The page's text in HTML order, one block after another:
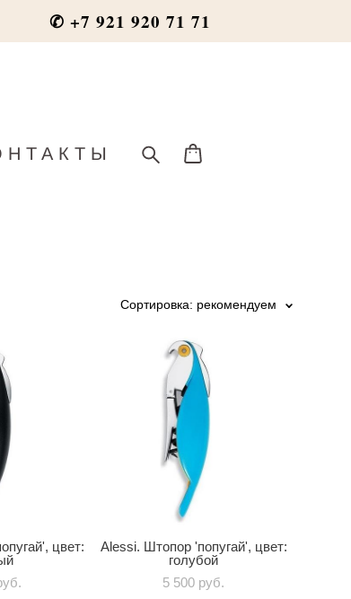
✆ +7 921 920 71 71
Сортировка: рекомендуем
цвет:
Alessi. Штопор 'попугай', цвет:
голубой
5 500 pуб.